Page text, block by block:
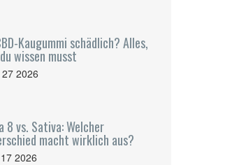
Kaugummi schädlich? Alles,
wissen musst
2026
8 vs. Sativa: Welcher
macht wirklich aus?
2026